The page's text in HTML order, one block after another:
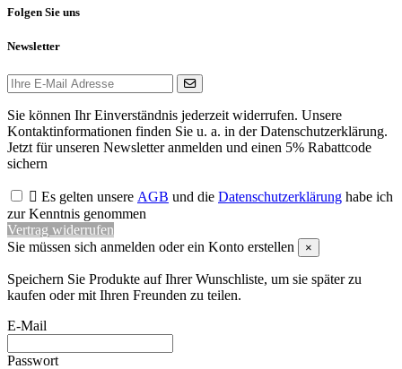
Folgen Sie uns
Newsletter
Sie können Ihr Einverständnis jederzeit widerrufen. Unsere
Kontaktinformationen finden Sie u. a. in der Datenschutzerklärung.
Jetzt für unseren Newsletter anmelden und einen 5% Rabattcode
sichern
 Es gelten unsere AGB und die Datenschutzerklärung habe ich
zur Kenntnis genommen
Vertrag widerrufen
Sie müssen sich anmelden oder ein Konto erstellen
×
Speichern Sie Produkte auf Ihrer Wunschliste, um sie später zu
kaufen oder mit Ihren Freunden zu teilen.
E-Mail
Passwort